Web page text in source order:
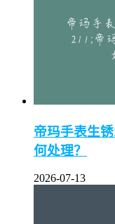
帝玛手表生
何处理？
2026-07-13